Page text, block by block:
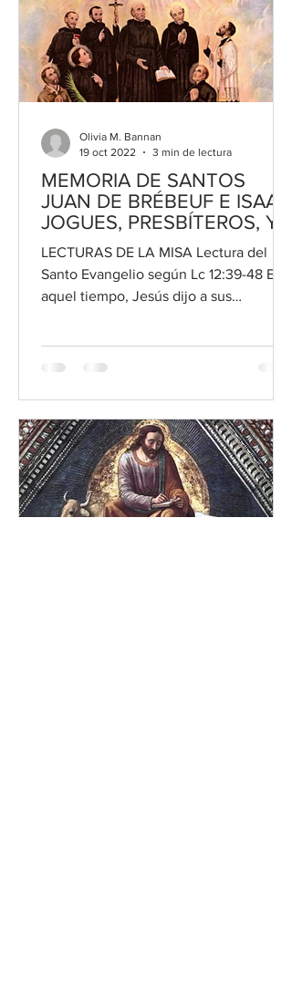
MEMORIA DE SANTOS
JUAN DE BRÉBEUF E ISAAC
JOGUES, PRESBÍTEROS, Y
COMPAÑEROS, MÁRTIRES,
19 DE OCTUBRE
LECTURAS DE LA MISA Lectura del
Santo Evangelio según Lc 12:39-48 En
aquel tiempo, Jesús dijo a sus
Olivia M. Bannan
19 oct 2022
3 min de lectura